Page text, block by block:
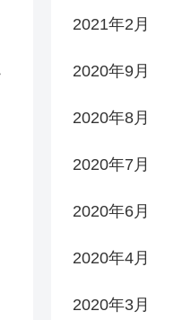
2021年2月
2020年9月
2020年8月
2020年7月
2020年6月
2020年4月
2020年3月